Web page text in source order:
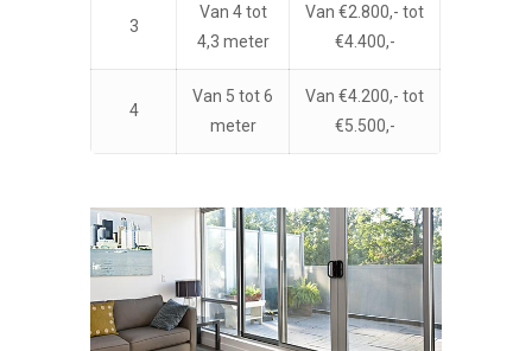
3
Van 4 tot
4,3 meter
Van €2.800,- tot
€4.400,-
4
Van 5 tot 6
meter
Van €4.200,- tot
€5.500,-